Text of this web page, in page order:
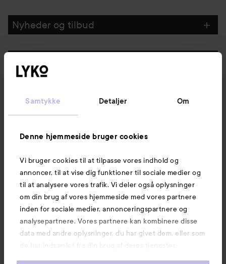
Samtykke Detaljer Om
Denne hjemmeside bruger cookies
Vi bruger cookies til at tilpasse vores indhold og
annoncer, til at vise dig funktioner til sociale medier og
til at analysere vores trafik. Vi deler også oplysninger
om din brug af vores hjemmeside med vores partnere
inden for sociale medier, annonceringspartnere og
analysepartnere. Vores partnere kan kombinere disse
data med andre oplysninger, du har givet dem, eller som
de har indsamlet fra din brug af deres tjenester.
GÅ TIL FILTER
Nyheder og tilbud
Kundeservice
Information
Mere at udforske